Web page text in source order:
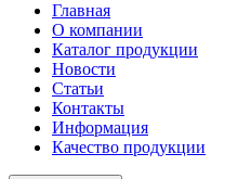
Главная
О компании
Каталог продукции
Новости
Статьи
Контакты
Информация
Качество продукции